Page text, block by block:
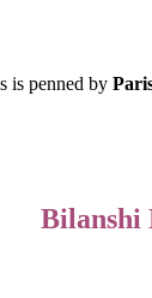
is penned by
Bilanshi